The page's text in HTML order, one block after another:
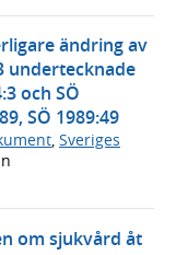
ändring av
undertecknade
och SÖ
SÖ 1989:49
, Sveriges
om sjukvård åt